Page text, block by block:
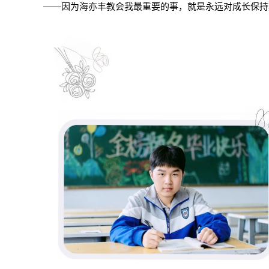
——因为海亦丰教会我最重要的事，就是永远对成长保